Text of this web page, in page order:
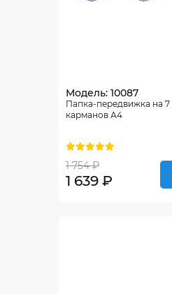
Модель: 10087
Папка-передвижка на 7
карманов А4
1 754 ₽
1 639 ₽